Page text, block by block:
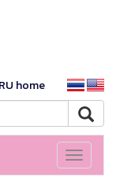
home
Toggle